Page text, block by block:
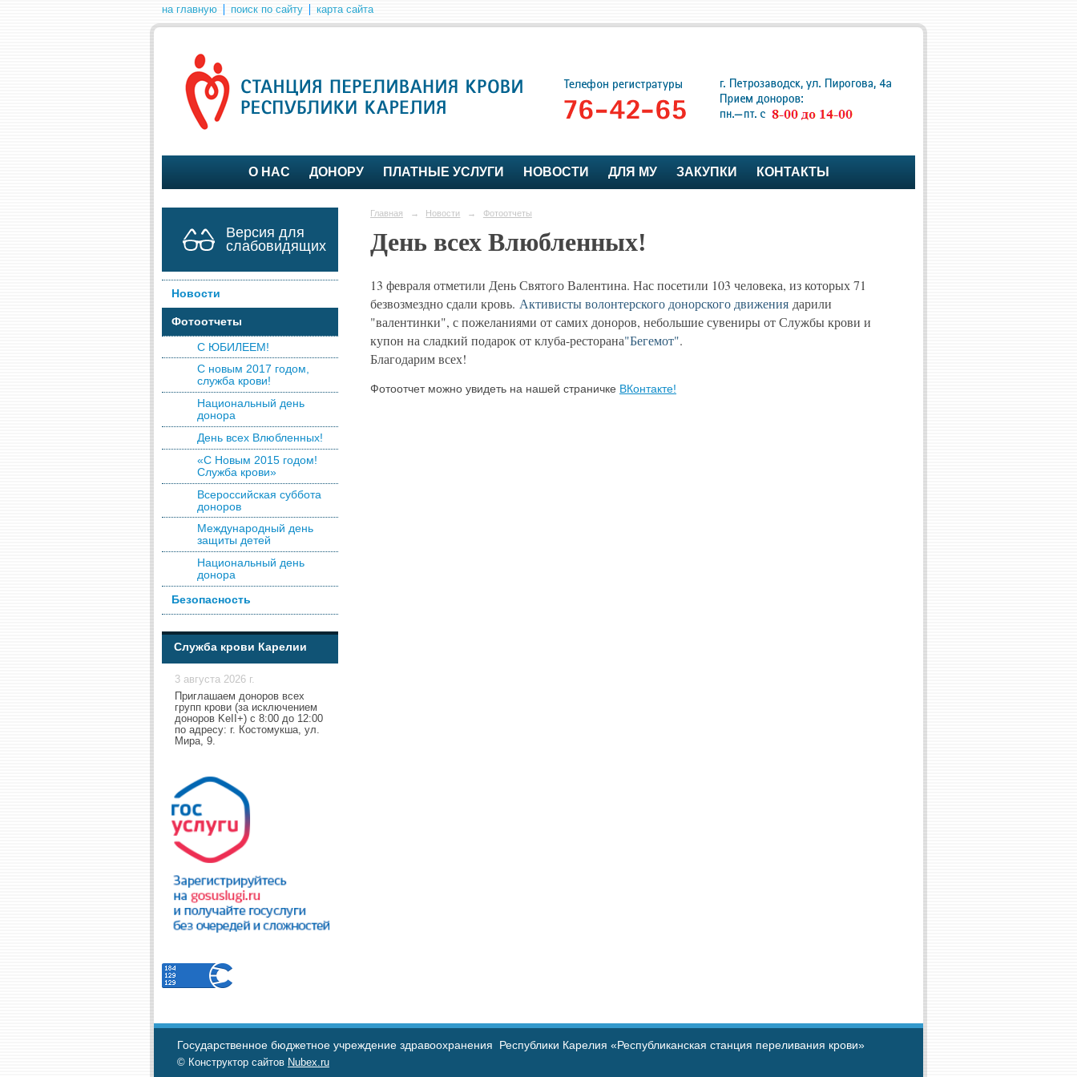
на главную поиск по сайту карта сайта
О НАС ДОНОРУ ПЛАТНЫЕ УСЛУГИ НОВОСТИ ДЛЯ МУ ЗАКУПКИ КОНТАКТЫ
Версия для
слабовидящих
Новости
Фотоотчеты
С ЮБИЛЕЕМ!
С новым 2017 годом,
служба крови!
Национальный день
донора
День всех Влюбленных!
«С Новым 2015 годом!
Служба крови»
Всероссийская суббота
доноров
Международный день
защиты детей
Национальный день
донора
Безопасность
Служба крови Карелии
3 августа 2026 г.
Приглашаем доноров всех
групп крови (за исключением
доноров KeII+) с 8:00 до 12:00
по адресу: г. Костомукша, ул.
Мира, 9.
Главная → Новости → Фотоотчеты
День всех Влюбленных!
13 февраля отметили День Святого Валентина. Нас посетили 103 человека, из которых 71
безвозмездно сдали кровь. Активисты волонтерского донорского движения дарили
"валентинки", с пожеланиями от самих доноров, небольшие сувениры от Службы крови и
купон на сладкий подарок от клуба-ресторана"Бегемот".
Благодарим всех!
Фотоотчет можно увидеть на нашей страничке ВКонтакте!
Государственное бюджетное учреждение здравоохранения Республики Карелия «Республиканская станция переливания крови»
© Конструктор сайтов Nubex.ru